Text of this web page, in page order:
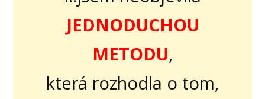
JEDNODUCHOU
METODU,
která rozhodla o tom,